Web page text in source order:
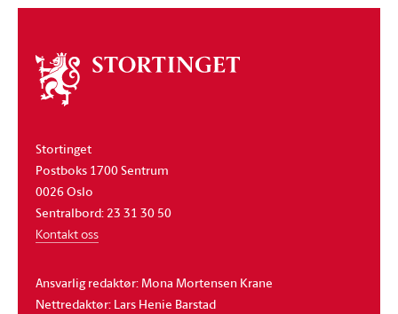
Om
stortinget
Stortinget
Postboks 1700 Sentrum
0026 Oslo
Sentralbord: 23 31 30 50
Kontakt oss
Ansvarlig redaktør: Mona Mortensen Krane
Nettredaktør: Lars Henie Barstad